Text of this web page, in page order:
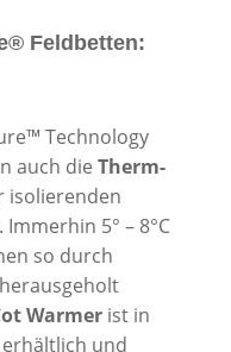
Feldbetten:
Technology
auch die Therm-
isolierenden
5° – 8°C
so durch
Warmerist in
und